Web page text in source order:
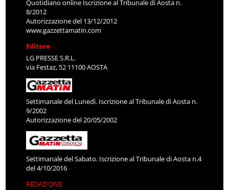
Quotidiano online Iscrizione al Tribunale di Aosta n.
8/2012
Autorizzazione del 13/12/2012
www.gazzettamatin.com
Editore
LG PRESSE S.R.L.
via Festaz, 52 11100 AOSTA
Settimanale del Lunedì. Iscrizione al Tribunale di Aosta n.
9/2002
Autorizzazione del 20/05/2002
Settimanale del Sabato. Iscrizione al Tribunale di Aosta n.4
del 4/10/2016
REDAZIONE